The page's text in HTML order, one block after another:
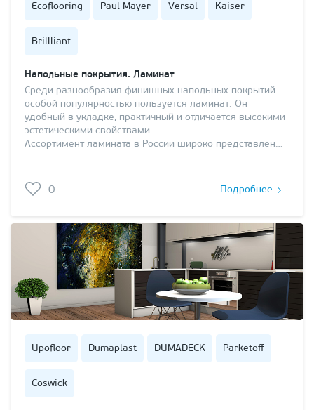
Ecoflooring Paul Mayer Versal Kaiser
Brillliant
Напольные покрытия. Ламинат
Среди разнообразия финишных напольных покрытий
особой популярностью пользуется ламинат. Он
удобный в укладке, практичный и отличается высокими
эстетическими свойствами.
Ассортимент ламината в России широко представлен…
0 Подробнее
Upofloor Dumaplast DUMADECK Parketoff
Coswick